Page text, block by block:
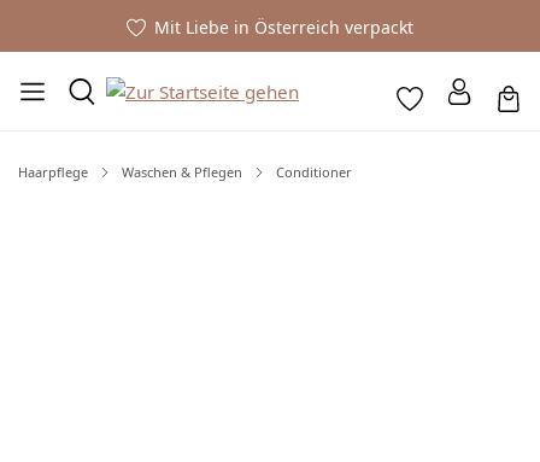
Mit Liebe in Österreich verpackt
Haarpflege Waschen & Pflegen Conditioner